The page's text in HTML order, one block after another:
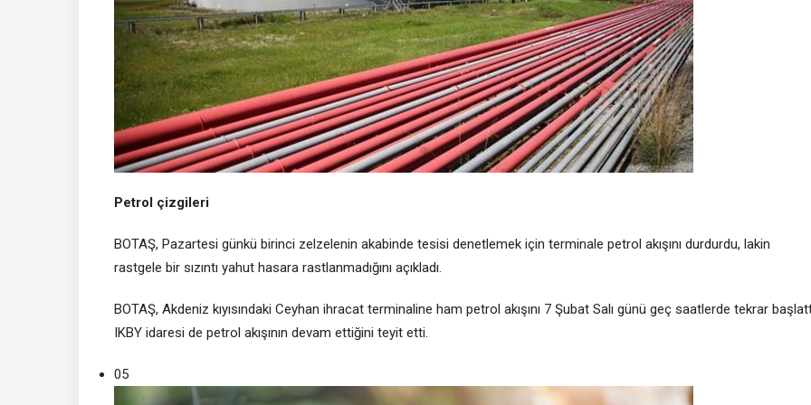
Petrol çizgileri
BOTAŞ, Pazartesi günkü birinci zelzelenin akabinde tesisi denetlemek için terminale petrol akışını durdurdu, lakin
rastgele bir sızıntı yahut hasara rastlanmadığını açıkladı.
BOTAŞ, Akdeniz kıyısındaki Ceyhan ihracat terminaline ham petrol akışını 7 Şubat Salı günü geç saatlerde tekrar
IKBY idaresi de petrol akışının devam ettiğini teyit etti.
05